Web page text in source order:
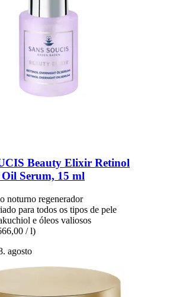
Beauty Elixir Retinol
Serum, 15 ml
noturno regenerador
para todos os tipos de pele
e óleos valiosos
/ l)
agosto